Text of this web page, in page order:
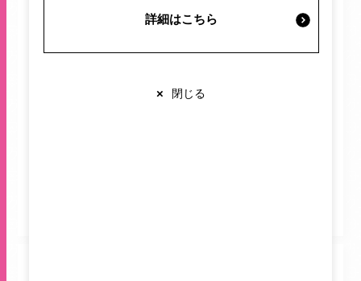
絶景パワースポットをめぐる 済州
10:00-20:00
詳細はこちら
× 閉じる